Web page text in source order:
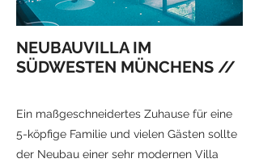
NEUBAUVILLA IM
SÜDWESTEN MÜNCHENS //
Ein maßgeschneidertes Zuhause für eine
5-köpfige Familie und vielen Gästen sollte
der Neubau einer sehr modernen Villa